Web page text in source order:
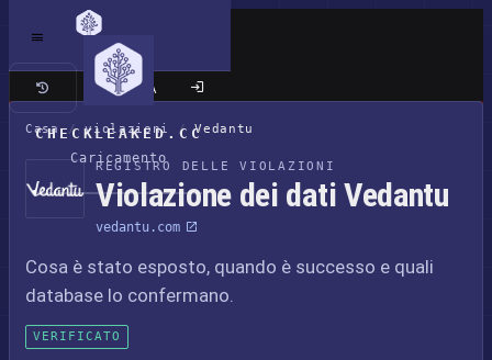
CHECKLEAKED.CC
Caricamento
Sito classico
Casa / violazioni / Vedantu
REGISTRO DELLE VIOLAZIONI
Violazione dei dati Vedantu
vedantu.com
Cosa è stato esposto, quando è successo e quali
database lo confermano.
VERIFICATO